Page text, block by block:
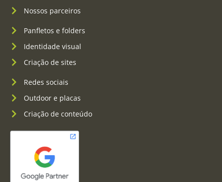
Nossos parceiros
Panfletos e folders
Identidade visual
Criação de sites
Redes sociais
Outdoor e placas
Criação de conteúdo